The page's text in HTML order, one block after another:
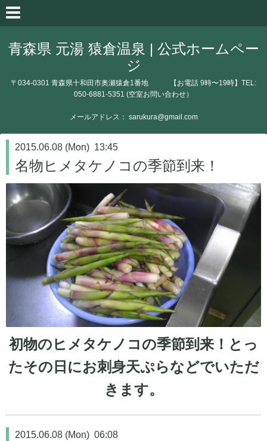
青森県 元湯 猿倉温泉 | 公式ホームペー
ジ
〒034-0301 青森県十和田市奥瀬猿倉1番地 【お電話 9時〜19時】TEL:
050-6881-5351 (空室お問い合わせ）
メールアドレス： sarukura@gmail.com
2015.06.08 (Mon) 13:45
名物ヒメタケノコの季節到来！
初物のヒメタケノコの季節到来！とっ
たその日にお刺身天ぷらなどでいただ
きます。
2015.06.08 (Mon) 06:08